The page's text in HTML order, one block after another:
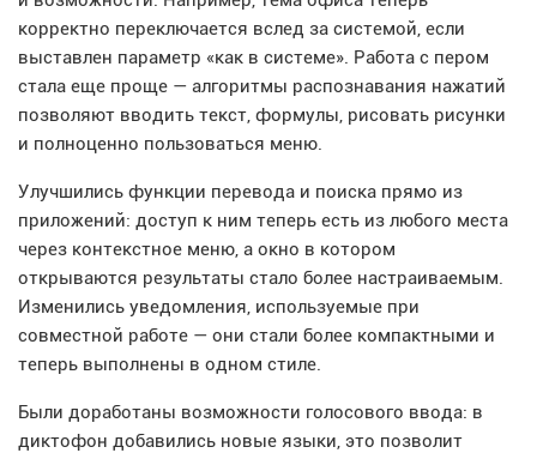
корректно переключается вслед за системой, если
выставлен параметр «как в системе». Работа с пером
стала еще проще — алгоритмы распознавания нажатий
позволяют вводить текст, формулы, рисовать рисунки
и полноценно пользоваться меню.
Улучшились функции перевода и поиска прямо из
приложений: доступ к ним теперь есть из любого места
через контекстное меню, а окно в котором
открываются результаты стало более настраиваемым.
Изменились уведомления, используемые при
совместной работе — они стали более компактными и
теперь выполнены в одном стиле.
Были доработаны возможности голосового ввода: в
диктофон добавились новые языки, это позволит